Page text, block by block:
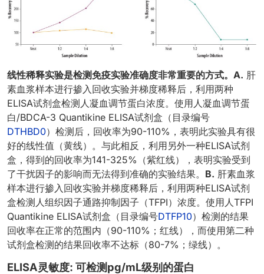
线性稀释实验是检测免疫实验准确度非常重要的方式。A. 肝
素血浆样本进行掺入回收实验并梯度稀释后，利用两种
ELISA试剂盒检测人凝血调节蛋白浓度。使用人凝血调节蛋
白/BDCA-3 Quantikine ELISA试剂盒（目录编号
DTHBD0）检测后，回收率为90-110%，表明此实验具有很
好的线性值（黄线）。与此相反，利用另外一种ELISA试剂
盒，得到的回收率为141-325%（紫红线），表明实验受到
了干扰因子的影响而无法得到准确的实验结果。 B. 肝素血浆
样本进行掺入回收实验并梯度稀释后，利用两种ELISA试剂
盒检测人组织因子通路抑制因子（TFPI）浓度。使用人TFPI
Quantikine ELISA试剂盒（目录编号DTFP10）检测的结果
回收率在正常的范围内（90-110%；红线），而使用第二种
试剂盒检测的结果回收率不达标（80-7%；绿线）。
ELISA灵敏度: 可检测pg/mL级别的蛋白